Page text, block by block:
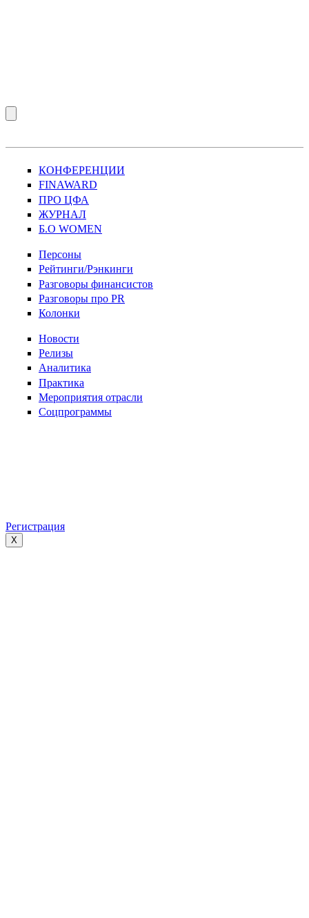
КОНФЕРЕНЦИИ
FINAWARD
ПРО ЦФА
ЖУРНАЛ
Б.О WOMEN
Персоны
Рейтинги/Рэнкинги
Разговоры финансистов
Разговоры про PR
Колонки
Новости
Релизы
Аналитика
Практика
Мероприятия отрасли
Соцпрограммы
Регистрация
X